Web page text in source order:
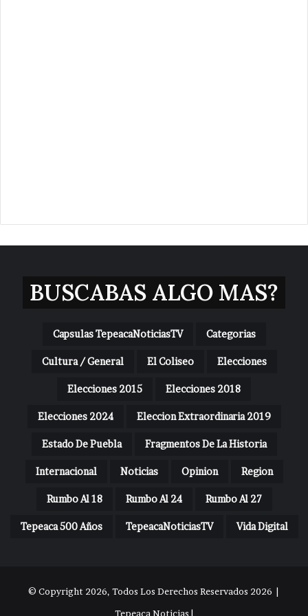
BUSCABAS ALGO MAS?
Capsulas TepeacaNoticiasTV Categorias
Cultura / General El Coliseo Elecciones
Elecciones 2015 Elecciones 2018
Elecciones 2024 Eleccion Extraordinaria 2019
Estado De Puebla Fragmentos De La Historia
Internacional Noticias Opinion Region
Rumbo Al 18 Rumbo Al 24 Rumbo Al 27
Tepeaca 500 Años TepeacaNoticiasTV Vida Digital
© Copyright 2026, Todos Los Derechos Reservados 2026 |
Tepeaca Noticias |